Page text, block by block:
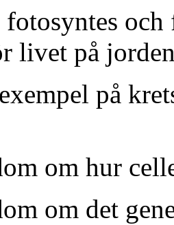
och
livet på
på
om hur
om det